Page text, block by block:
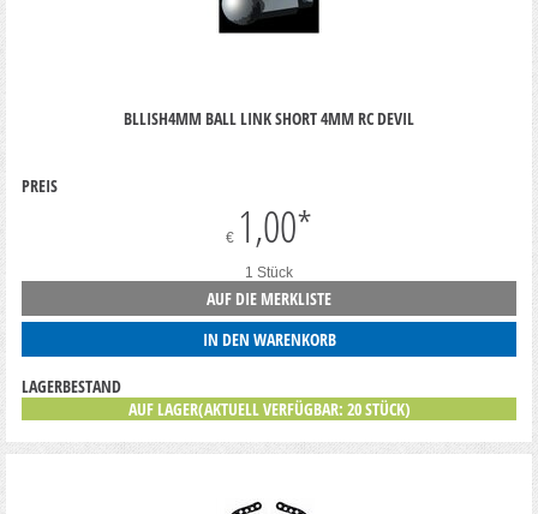
BLLISH4MM BALL LINK SHORT 4MM RC DEVIL
PREIS
€ 1,00*
1 Stück
AUF DIE MERKLISTE
IN DEN WARENKORB
LAGERBESTAND
AUF LAGER(AKTUELL VERFÜGBAR: 20 STÜCK)